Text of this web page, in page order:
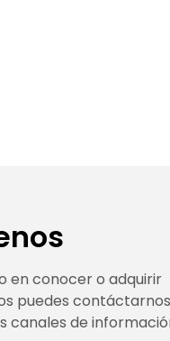
en conocer o adquirir
puedes
canales de